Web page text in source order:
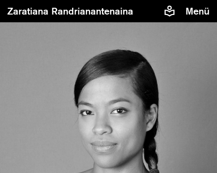
Zaratiana Randrianantenaina Menü